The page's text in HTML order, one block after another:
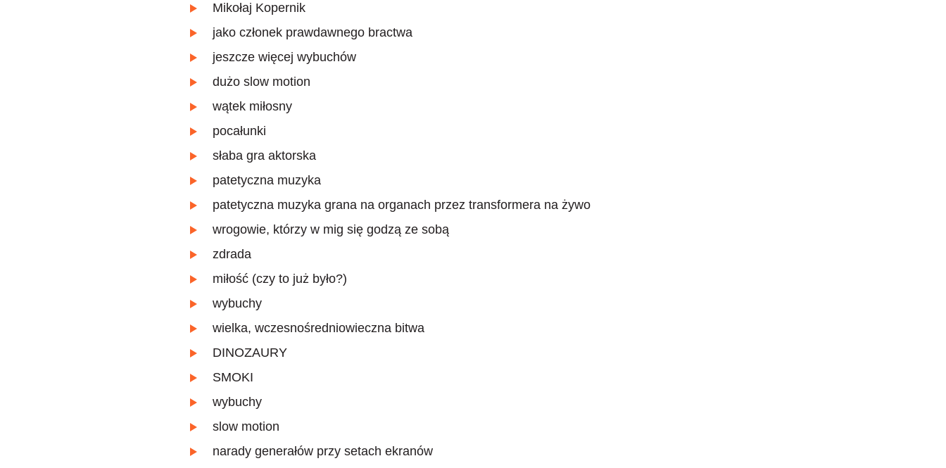
Mikołaj Kopernik
jako członek prawdawnego bractwa
jeszcze więcej wybuchów
dużo slow motion
wątek miłosny
pocałunki
słaba gra aktorska
patetyczna muzyka
patetyczna muzyka grana na organach przez transformera na żywo
wrogowie, którzy w mig się godzą ze sobą
zdrada
miłość (czy to już było?)
wybuchy
wielka, wczesnośredniowieczna bitwa
DINOZAURY
SMOKI
wybuchy
slow motion
narady generałów przy setach ekranów